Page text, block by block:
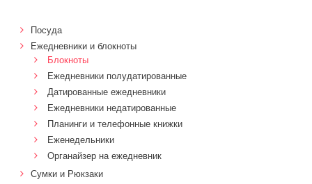
Посуда
Ежедневники и блокноты
Блокноты
Ежедневники полудатированные
Датированные ежедневники
Ежедневники недатированные
Планинги и телефонные книжки
Еженедельники
Органайзер на ежедневник
Сумки и Рюкзаки